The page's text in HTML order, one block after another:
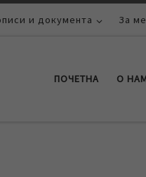
и документа За
ПОЧЕТНА О